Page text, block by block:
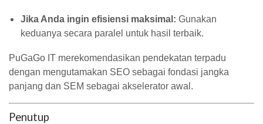
Jika Anda ingin efisiensi maksimal: Gunakan
keduanya secara paralel untuk hasil terbaik.
PuGaGo IT merekomendasikan pendekatan terpadu
dengan mengutamakan SEO sebagai fondasi jangka
panjang dan SEM sebagai akselerator awal.
Penutup